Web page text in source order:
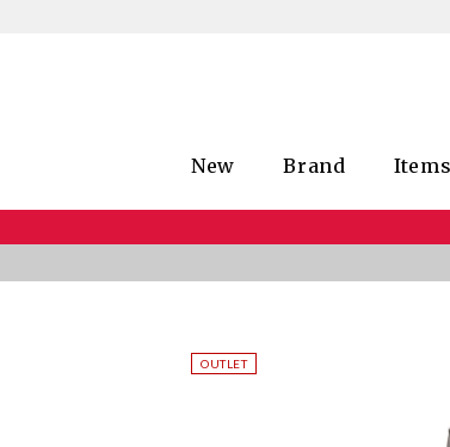
New Brand Items